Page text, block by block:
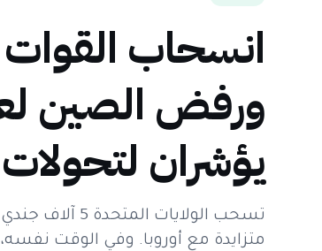
انسحاب القوات
ورفض الصين
يؤشران
تسحب
متزايدة مع أوروبا. وفي الوقت